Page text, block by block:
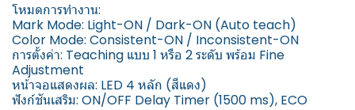
โหมดการทำงาน:
Mark Mode: Light-ON / Dark-ON (Auto teach)
Color Mode: Consistent-ON / Inconsistent-ON
การตั้งค่า: Teaching แบบ 1 หรือ 2 ระดับ พร้อม Fine
Adjustment
หน้าจอแสดงผล: LED 4 หลัก (สีแดง)
ฟังก์ชันเสริม: ON/OFF Delay Timer (1500 ms), ECO